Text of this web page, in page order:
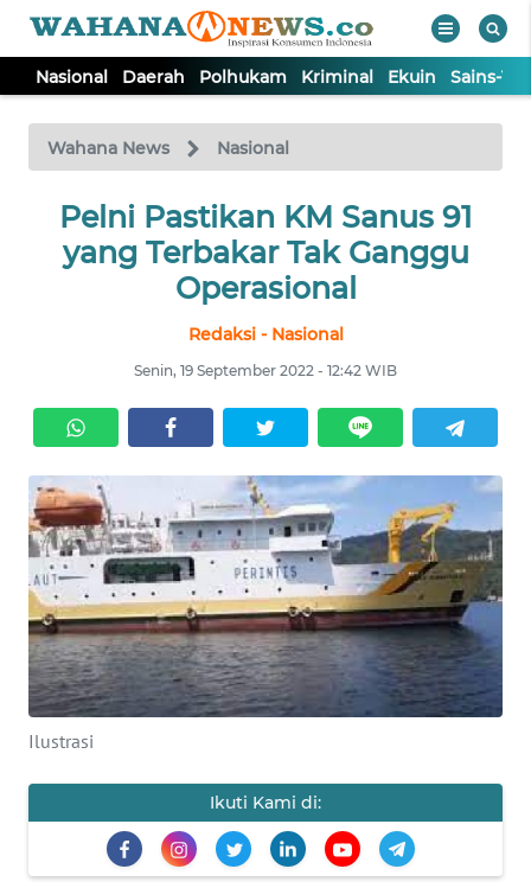
Nasional Daerah Polhukam Kriminal Ekuin Sains-
Wahana News Nasional
Pelni Pastikan KM Sanus 91
yang Terbakar Tak Ganggu
Operasional
Redaksi - Nasional
Senin, 19 September 2022 - 12:42 WIB
Ilustrasi
Ikuti Kami di:
TV
Tutup
NASIONAL
KRIMINAL
EKUIN
SAINS-TEKNO
KESEHATAN
INTERNASIONAL
SERBA-SERBI
OLAHRAGA